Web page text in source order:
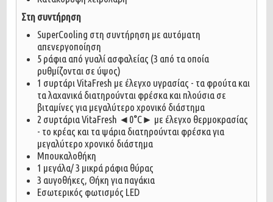
Στη συντήρηση
SuperCooling στη συντήρηση με αυτόματη
απενεργοποίηση
5 ράφια από γυαλί ασφαλείας (3 από τα οποία
ρυθμίζονται σε ύψος)
1 συρτάρι VitaFresh με έλεγχο υγρασίας - τα φρούτα και
τα λαχανικά διατηρούνται φρέσκα και πλούσια σε
βιταμίνες για μεγαλύτερο χρονικό διάστημα
2 συρτάρια VitaFresh ◄0°C► με έλεγχο θερμοκρασίας
- το κρέας και τα ψάρια διατηρούνται φρέσκα για
μεγαλύτερο χρονικό διάστημα
Μπουκαλοθήκη
1 μεγάλα/ 3 μικρά ράφια θύρας
3 αυγοθήκες, Θήκη για παγάκια
Εσωτερικός φωτισμός LED